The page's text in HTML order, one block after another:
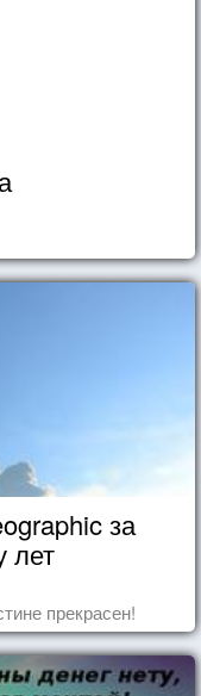
за
лет
прекрасен!